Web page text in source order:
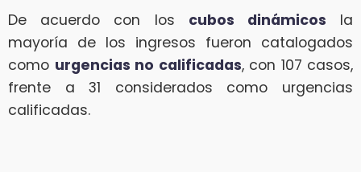
De acuerdo con los cubos dinámicos la
mayoría de los ingresos fueron catalogados
como urgencias no calificadas, con 107 casos,
frente a 31 considerados como urgencias
calificadas.